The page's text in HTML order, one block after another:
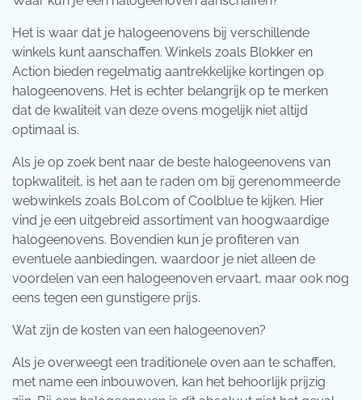
Het is waar dat je halogeenovens bij verschillende
winkels kunt aanschaffen. Winkels zoals Blokker en
Action bieden regelmatig aantrekkelijke kortingen op
halogeenovens. Het is echter belangrijk op te merken
dat de kwaliteit van deze ovens mogelijk niet altijd
optimaal is.
Als je op zoek bent naar de beste halogeenovens van
topkwaliteit, is het aan te raden om bij gerenommeerde
webwinkels zoals Bol.com of Coolblue te kijken. Hier
vind je een uitgebreid assortiment van hoogwaardige
halogeenovens. Bovendien kun je profiteren van
eventuele aanbiedingen, waardoor je niet alleen de
voordelen van een halogeenoven ervaart, maar ook nog
eens tegen een gunstigere prijs.
Wat zijn de kosten van een halogeenoven?
Als je overweegt een traditionele oven aan te schaffen,
met name een inbouwoven, kan het behoorlijk prijzig